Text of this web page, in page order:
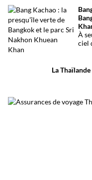
À
ciel
La